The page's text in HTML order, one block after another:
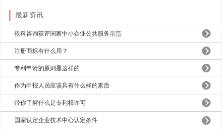
最新资讯
依科咨询获评国家中小企业公共服务示范
注册商标有什么用？
专利申请的原则是这样的
作为申报人员应该具有什么样的素质
带你了解什么是专利权许可
国家认定企业技术中心认定条件